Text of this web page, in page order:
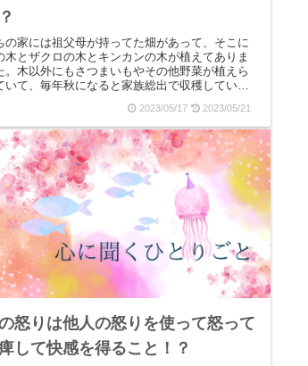
の家には祖父母が持ってた畑があって、そこに
木とザクロの木とキンカンの木が植えてありま
。木以外にもさつまいもやその他野菜が植えら
いて、毎年秋になると家族総出で収穫していま
2023/05/17 2023/05/21
怒りは他人の怒りを使って怒って
して快感を得ること！？